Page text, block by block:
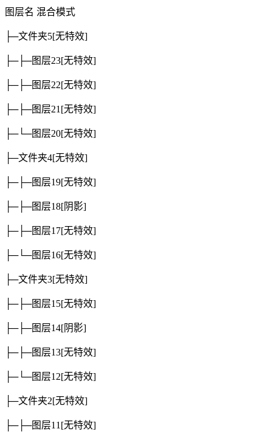
图层名 混合模式
├─文件夹5[无特效]
├─├─图层23[无特效]
├─├─图层22[无特效]
├─├─图层21 [无特效]
├─└─图层20[无特效]
├─文件夹4[无特效]
├─├─图层19[无特效]
├─├─图层18[阴影]
├─├─图层17[无特效]
├─└─图层16[无特效]
├─文件夹3[无特效]
├─├─图层15[无特效]
├─├─图层14[阴影]
├─├─图层13[无特效]
├─└─图层12[无特效]
├─文件夹2[无特效]
├─├─图层11 [无特效]